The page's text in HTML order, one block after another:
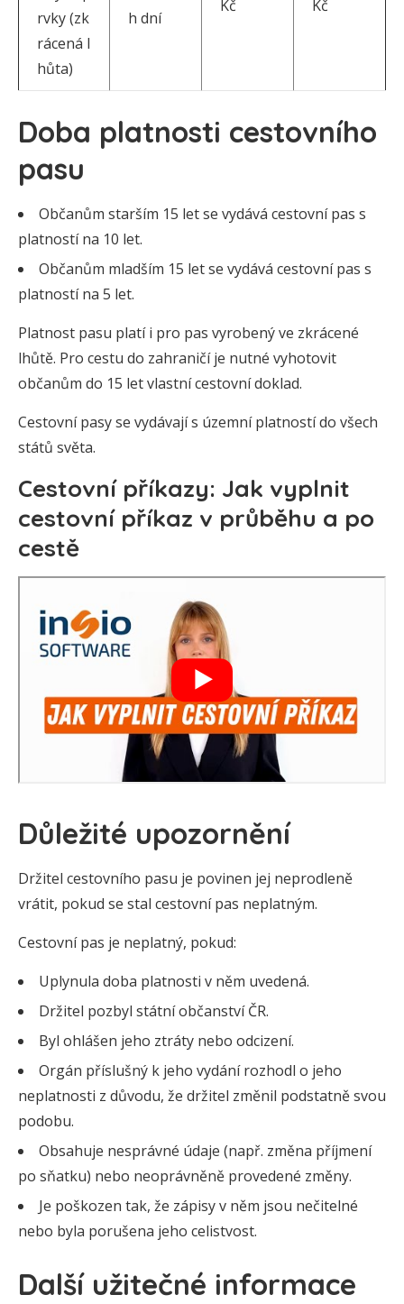
rvky (zk
rácená l
hůta)
h dní
Kč Kč
Doba platnosti cestovního
pasu
Občanům starším 15 let se vydává cestovní pas s
platností na 10 let.
Občanům mladším 15 let se vydává cestovní pas s
platností na 5 let.
Platnost pasu platí i pro pas vyrobený ve zkrácené
lhůtě. Pro cestu do zahraničí je nutné vyhotovit
občanům do 15 let vlastní cestovní doklad.
Cestovní pasy se vydávají s územní platností do všech
států světa.
Cestovní příkazy: Jak vyplnit
cestovní příkaz v průběhu a po
cestě
Důležité upozornění
Držitel cestovního pasu je povinen jej neprodleně
vrátit, pokud se stal cestovní pas neplatným.
Cestovní pas je neplatný, pokud:
Uplynula doba platnosti v něm uvedená.
Držitel pozbyl státní občanství ČR.
Byl ohlášen jeho ztráty nebo odcizení.
Orgán příslušný k jeho vydání rozhodl o jeho
neplatnosti z důvodu, že držitel změnil podstatně svou
podobu.
Obsahuje nesprávné údaje (např. změna příjmení
po sňatku) nebo neoprávněně provedené změny.
Je poškozen tak, že zápisy v něm jsou nečitelné
nebo byla porušena jeho celistvost.
Další užitečné informace